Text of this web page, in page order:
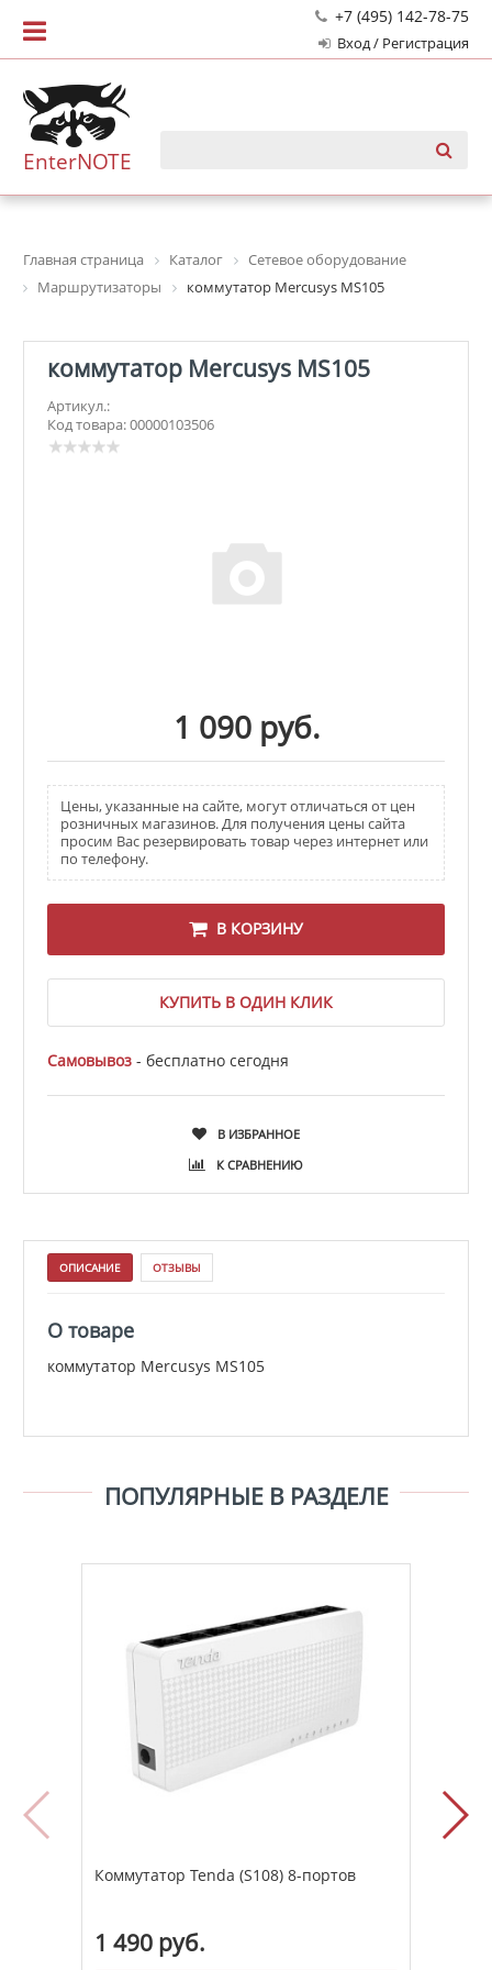
+7 (495) 142-78-75
Вход / Регистрация
EnterNOTE
Главная страница Каталог
Сетевое оборудование
Маршрутизаторы
коммутатор Mercusys MS105
коммутатор Mercusys MS105
Артикул.:
Код товара: 00000103506
1 090 руб.
Цены, указанные на сайте, могут отличаться от цен
розничных магазинов. Для получения цены сайта
просим Вас резервировать товар через интернет или
по телефону.
В КОРЗИНУ
КУПИТЬ В ОДИН КЛИК
Самовывоз - бесплатно сегодня
В ИЗБРАННОЕ
К СРАВНЕНИЮ
ОПИСАНИЕ ОТЗЫВЫ
О товаре
коммутатор Mercusys MS105
ПОПУЛЯРНЫЕ В РАЗДЕЛЕ
Коммутатор Tenda (S108) 8-портов
1 490 руб.